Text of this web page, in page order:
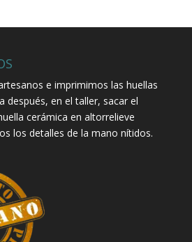
e imprimimos las huellas
después, en el taller, sacar el
cerámica en altorrelieve
los detalles de la mano nítidos.